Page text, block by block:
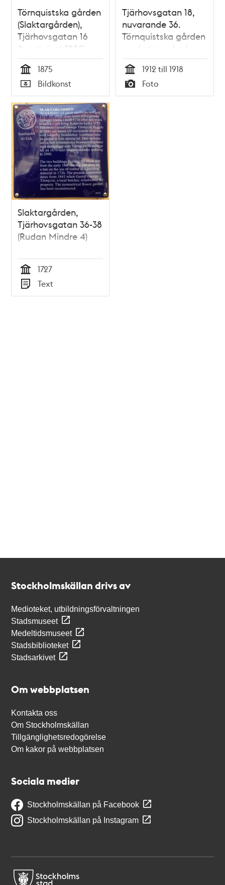
Törnquistska gården
(Slaktargården),
Tjärhovsgatan 16
(huset rivet 1882)
Tid
1875
Typ
Bildkonst
Tjärhovsgatan 18,
nuvarande 36.
Törnquistska gården
med utsmyckad
portal mellan
trähusen
Tid
1912 till 1918
Typ
Foto
Slaktargården,
Tjärhovsgatan 36-38
(Rudan Mindre 4)
Tid
1727
Typ
Text
Stockholmskällan drivs av
Medioteket, utbildningsförvaltningen
Stadsmuseet
Medeltidsmuseet
Stadsbiblioteket
Stadsarkivet
Om webbplatsen
Kontakta oss
Om Stockholmskällan
Tillgänglighetsredogörelse
Om kakor på webbplatsen
Sociala medier
Stockholmskällan på Facebook
Stockholmskällan på Instagram